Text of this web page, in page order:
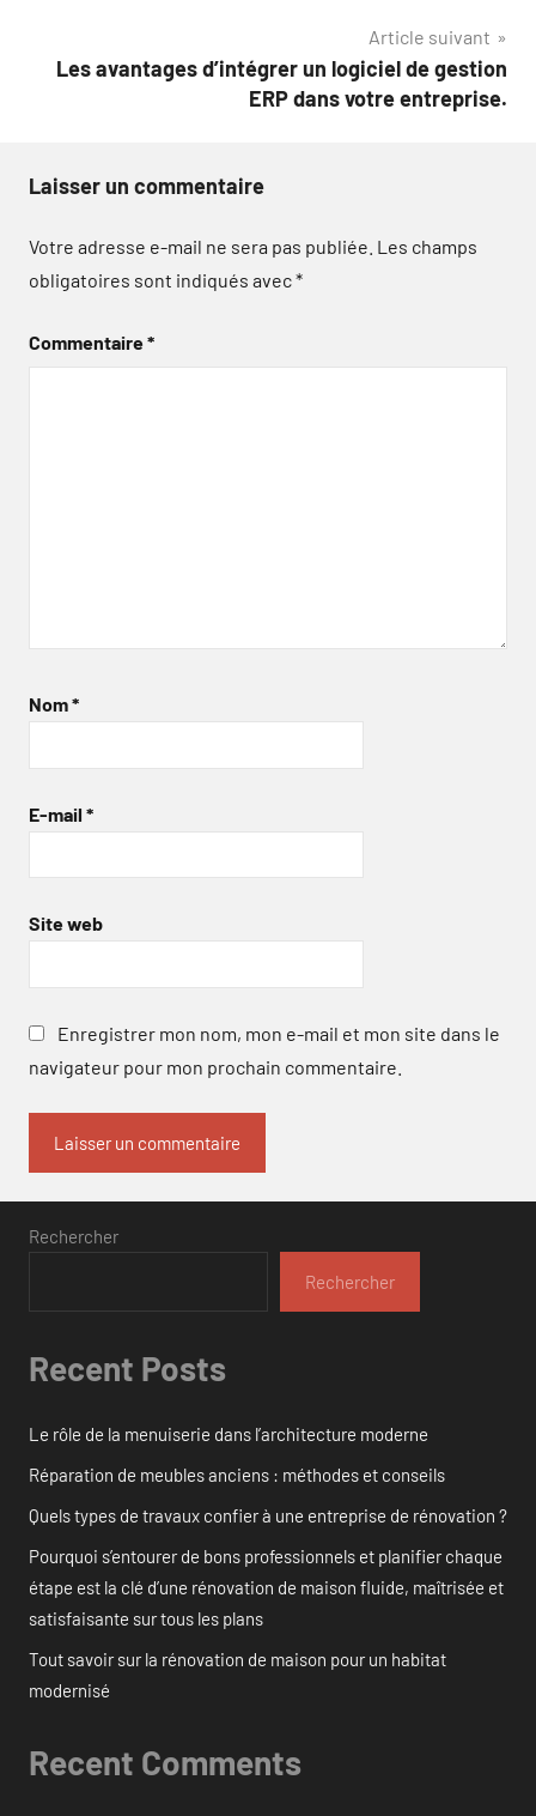
Article suivant
Les avantages d’intégrer un logiciel de gestion
ERP dans votre entreprise.
Laisser un commentaire
Votre adresse e-mail ne sera pas publiée. Les champs
obligatoires sont indiqués avec*
Commentaire*
Nom*
E-mail *
Site web
Enregistrer mon nom, mon e-mail et mon site dans le
navigateur pour mon prochain commentaire.
Rechercher
Rechercher
Recent Posts
Le rôle de la menuiserie dans l’architecture moderne
Réparation de meubles anciens : méthodes et conseils
Quels types de travaux confier à une entreprise de rénovation ?
Pourquoi s’entourer de bons professionnels et planifier chaque
étape est la clé d’une rénovation de maison fluide, maîtrisée et
satisfaisante sur tous les plans
Tout savoir sur la rénovation de maison pour un habitat
modernisé
Recent Comments